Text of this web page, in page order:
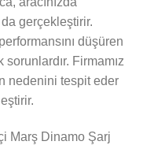
da gerçekleştirir.
düşüren
Firmamız
nedenini tespit eder
Marş Dinamo Şarj